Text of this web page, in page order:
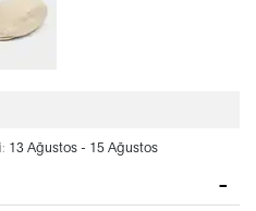
13 Ağustos - 15 Ağustos